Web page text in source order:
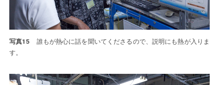
写真15 誰もが熱心に話を聞いてくださるので、説明にも熱が入りま
す。